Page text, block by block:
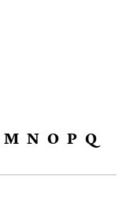
M N O P Q